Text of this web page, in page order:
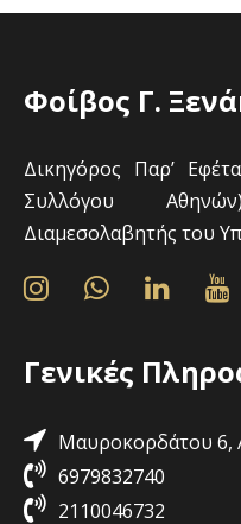
Φοίβος Γ.
Δικηγόρος Παρ’
Συλλόγου
Διαμεσολαβητής του
Γενικές
Μαυροκορδάτου 6,
6979832740
2110046732